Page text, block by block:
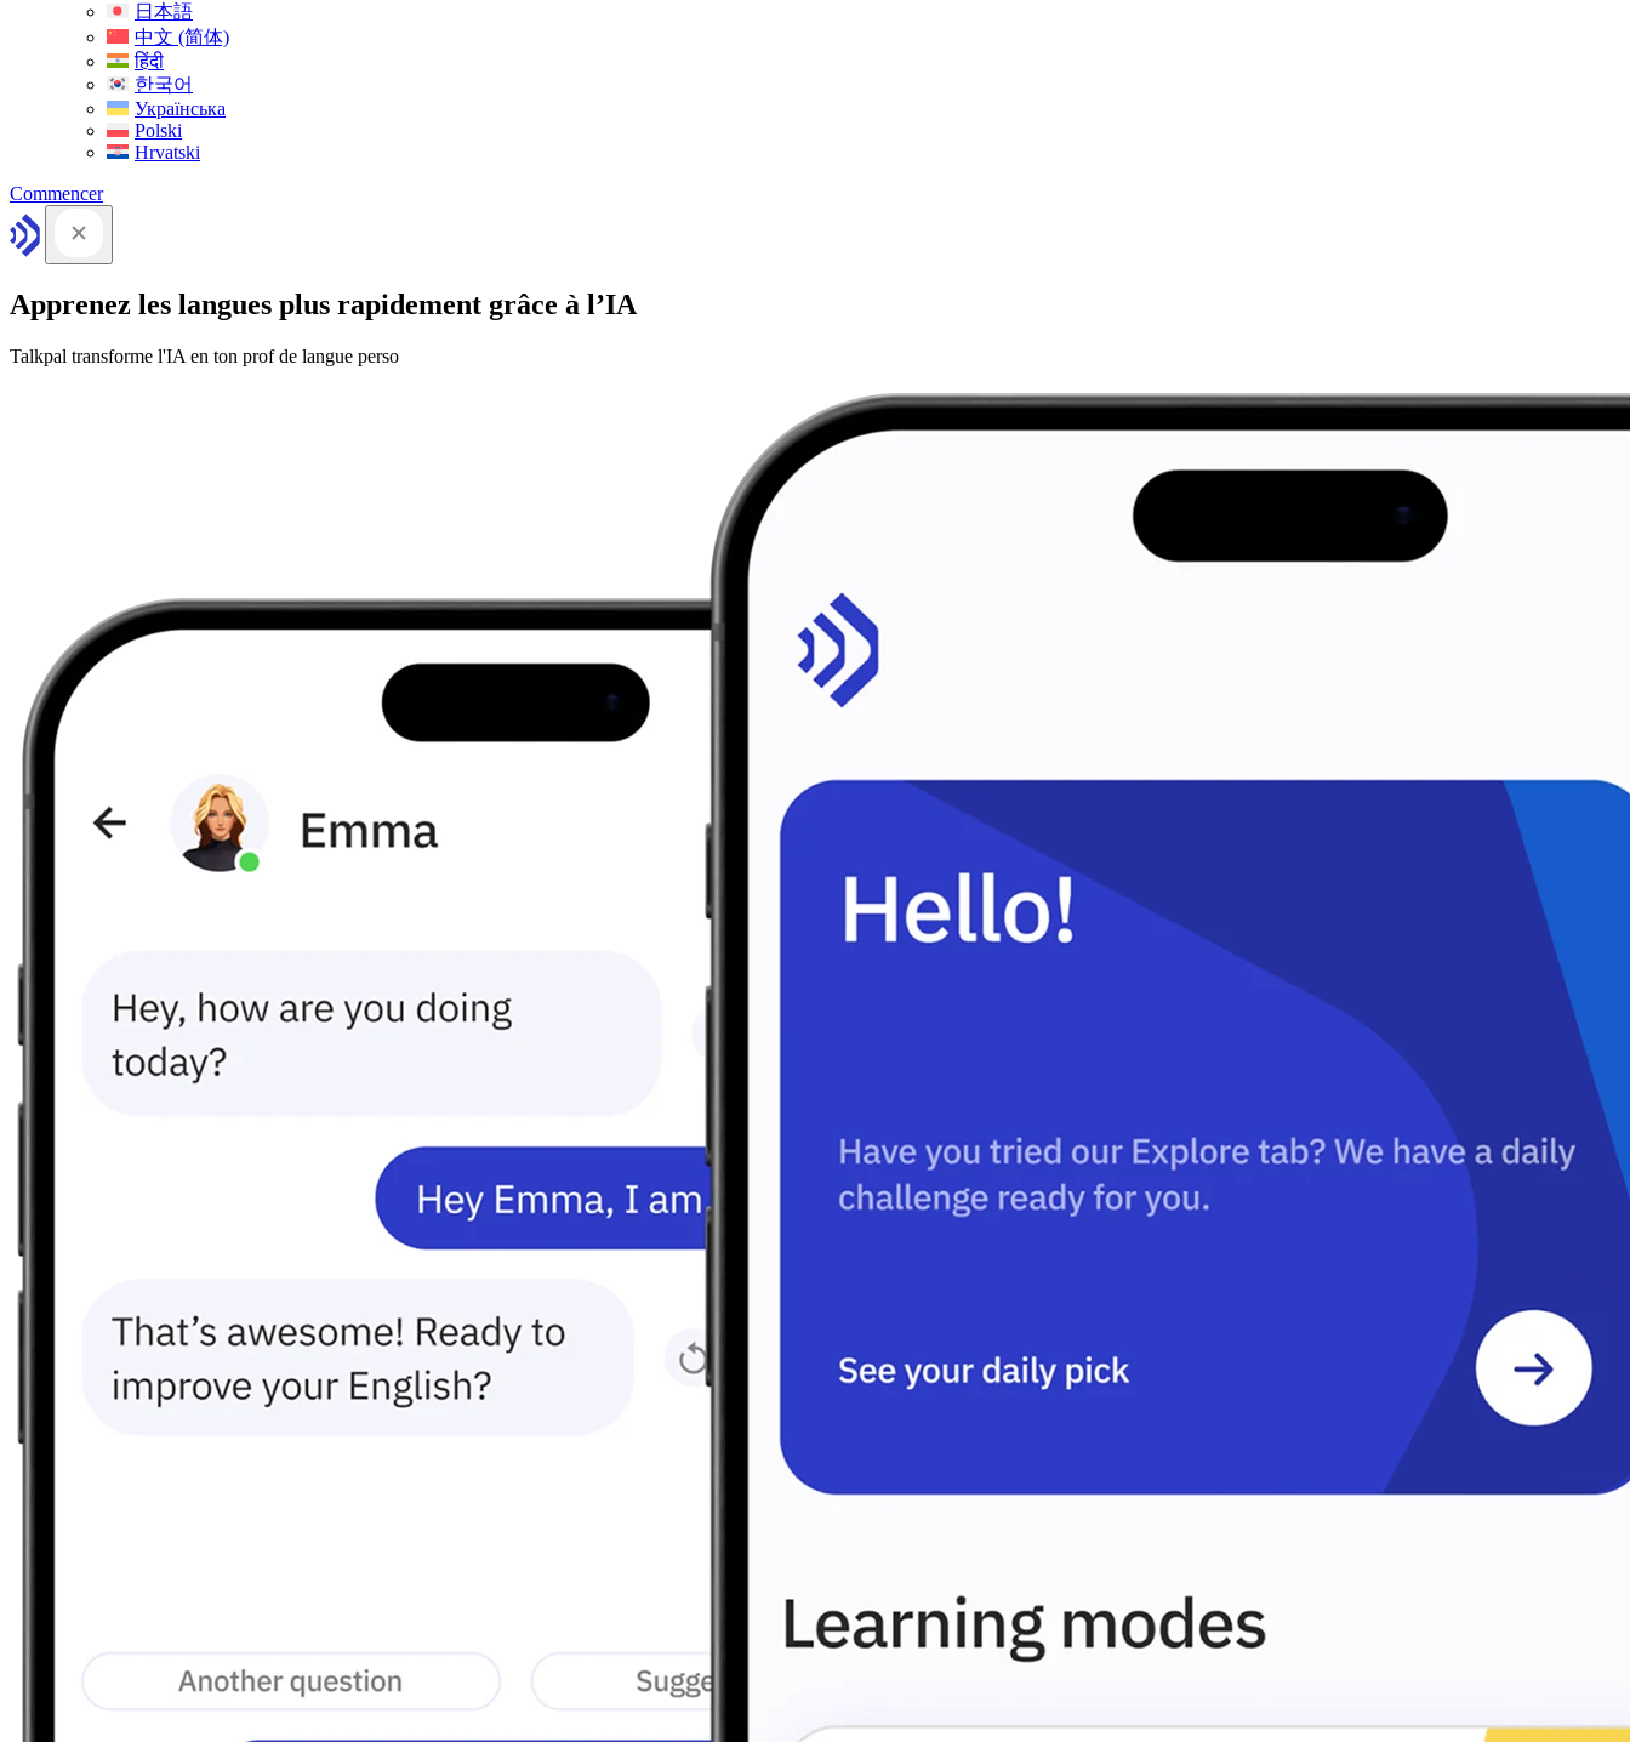
日本語
中文 (简体)
हिंदी
한국어
Українська
Polski
Hrvatski
Commencer
Apprenez les langues plus rapidement grâce à l’IA
Talkpal transforme l'IA en ton prof de langue perso